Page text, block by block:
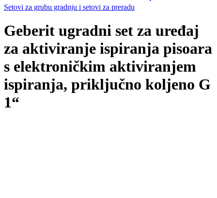
Setovi za grubu gradnju i setovi za preradu
Geberit ugradni set za uređaj
za aktiviranje ispiranja pisoara
s elektroničkim aktiviranjem
ispiranja, priključno koljeno G
1“